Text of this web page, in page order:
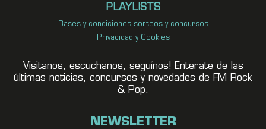
PLAYLISTS
Bases y condiciones sorteos y concursos
Privacidad y Cookies
Visitanos, escuchanos, seguínos! Enterate de las
últimas noticias, concursos y novedades de FM Rock
& Pop.
NEWSLETTER